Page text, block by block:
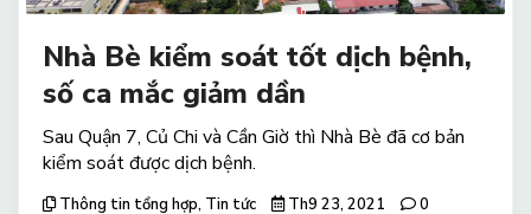
Nhà Bè kiểm soát tốt dịch bệnh,
số ca mắc giảm dần
Sau Quận 7, Củ Chi và Cần Giờ thì Nhà Bè đã cơ bản
kiểm soát được dịch bệnh.
Thông tin tổng hợp, Tin tức Th9 23, 2021 0